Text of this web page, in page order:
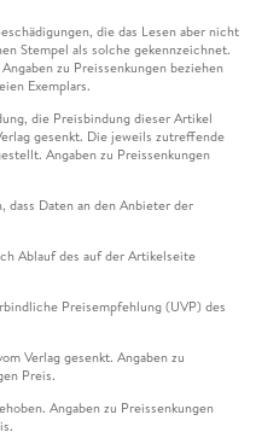
die das Lesen aber nicht
Stempel als solche gekennzeichnet.
zu Preissenkungen beziehen
Exemplars.
die Preisbindung dieser Artikel
gesenkt. Die jeweils zutreffende
Angaben zu Preissenkungen
Daten an den Anbieter der
Ablauf des auf der Artikelseite
Preisempfehlung (UVP) des
Verlag gesenkt. Angaben zu
Preis.
Angaben zu Preissenkungen